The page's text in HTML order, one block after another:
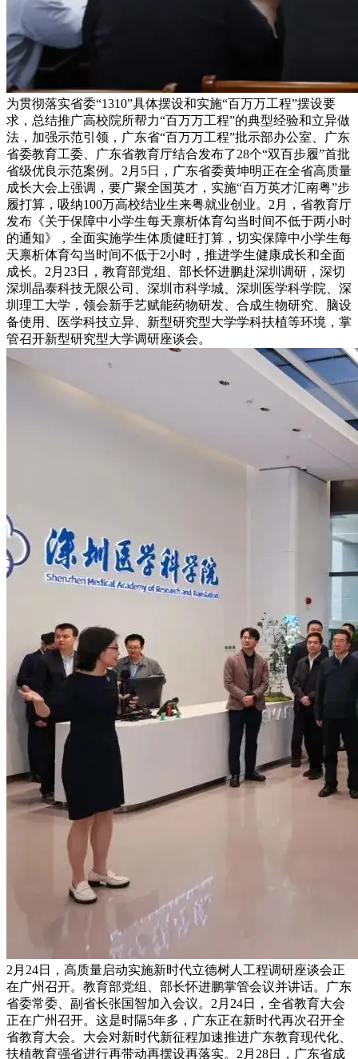
为贯彻落实省委“1310”具体摆设和实施“百万万工程”摆设要
求，总结推广高校院所帮力“百万万工程”的典型经验和立异做
法，加强示范引领，广东省“百万万工程”批示部办公室、广东
省委教育工委、广东省教育厅结合发布了28个“双百步履”首批
省级优良示范案例。2月5日，广东省委黄坤明正在全省高质量
成长大会上强调，要广聚全国英才，实施“百万英才汇南粤”步
履打算，吸纳100万高校结业生来粤就业创业。2月，省教育厅
发布《关于保障中小学生每天禀析体育勾当时间不低于两小时
的通知》，全面实施学生体质健旺打算，切实保障中小学生每
天禀析体育勾当时间不低于2小时，推进学生健康成长和全面
成长。2月23日，教育部党组、部长怀进鹏赴深圳调研，深切
深圳晶泰科技无限公司、深圳市科学城、深圳医学科学院、深
圳理工大学，领会新手艺赋能药物研发、合成生物研究、脑设
备使用、医学科技立异、新型研究型大学学科扶植等环境，掌
管召开新型研究型大学调研座谈会。
2月24日，高质量启动实施新时代立德树人工程调研座谈会正
在广州召开。教育部党组、部长怀进鹏掌管会议并讲话。广东
省委常委、副省长张国智加入会议。2月24日，全省教育大会
正在广州召开。这是时隔5年多，广东正在新时代再次召开全
省教育大会。大会对新时代新征程加速推进广东教育现代化、
扶植教育强省进行再带动再摆设再落实。2月28日，广东省成